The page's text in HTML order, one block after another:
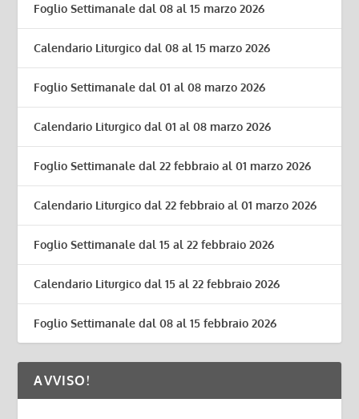
Foglio Settimanale dal 08 al 15 marzo 2026
Calendario Liturgico dal 08 al 15 marzo 2026
Foglio Settimanale dal 01 al 08 marzo 2026
Calendario Liturgico dal 01 al 08 marzo 2026
Foglio Settimanale dal 22 febbraio al 01 marzo 2026
Calendario Liturgico dal 22 febbraio al 01 marzo 2026
Foglio Settimanale dal 15 al 22 febbraio 2026
Calendario Liturgico dal 15 al 22 febbraio 2026
Foglio Settimanale dal 08 al 15 febbraio 2026
AVVISO!